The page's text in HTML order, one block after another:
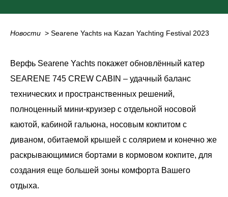
Новости > Searene Yachts на Kazan Yachting Festival 2023
Верфь Searene Yachts покажет обновлённый катер
SEARENE 745 CREW CABIN – удачный баланс
технических и пространственных решений,
полноценный мини-круизер с отдельной носовой
каютой, кабиной гальюна, носовым кокпитом с
диваном, обитаемой крышей с солярием и конечно же
раскрывающимися бортами в кормовом кокпите, для
создания еще большей зоны комфорта Вашего
отдыха.